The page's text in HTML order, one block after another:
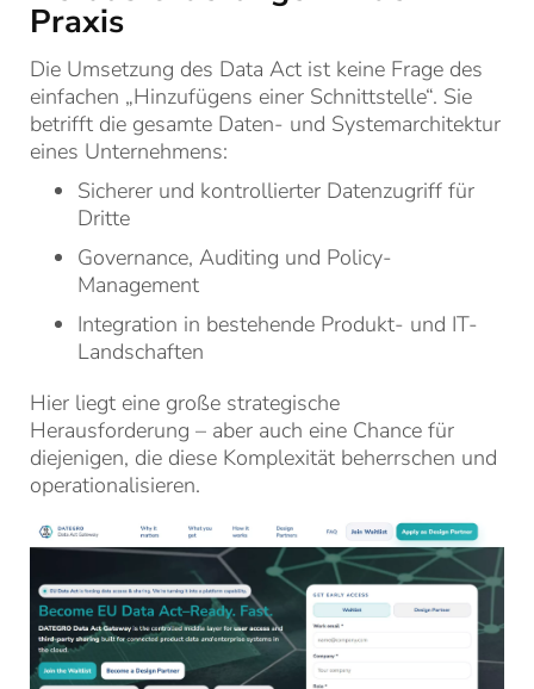
Praxis
Die Umsetzung des Data Act ist keine Frage des
einfachen „Hinzufügens einer Schnittstelle“. Sie
betrifft die gesamte Daten- und Systemarchitektur
eines Unternehmens:
Sicherer und kontrollierter Datenzugriff für
Dritte
Governance, Auditing und Policy-
Management
Integration in bestehende Produkt- und IT-
Landschaften
Hier liegt eine große strategische
Herausforderung – aber auch eine Chance für
diejenigen, die diese Komplexität beherrschen und
operationalisieren.